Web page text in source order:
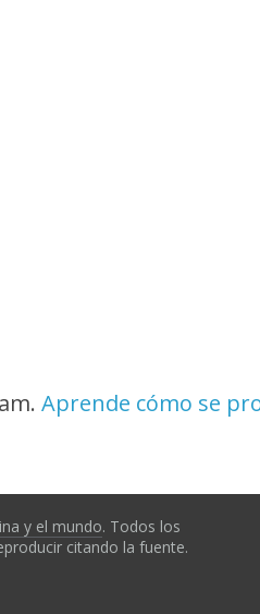
Aprende cómo se
y el mundo. Todos los
citando la fuente.